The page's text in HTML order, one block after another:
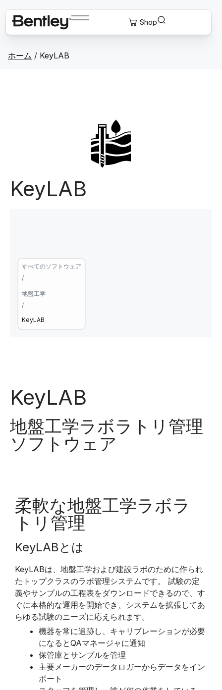
ホーム / KeyLAB
KeyLAB
すべてのソフトウェア
/
地盤工学
/
KeyLAB
KeyLAB
地盤工学ラボラトリ管理
ソフトウェア
柔軟な地盤工学ラボラ
トリ管理
KeyLABとは
KeyLABは、地盤工学および建設ラボのために作られ
たトップクラスのラボ管理システムです。 試験の定
義やサンプルの工程表をダウンロードできるので、す
ぐに本格的な運用を開始でき、システムを拡張してあ
らゆる試験のニーズに応えられます。
機器を常に追跡し、キャリブレーションが必要
になるとQAマネージャに通知
保管庫とサンプルを管理
主要メーカーのデータロガーからデータをイン
ポート